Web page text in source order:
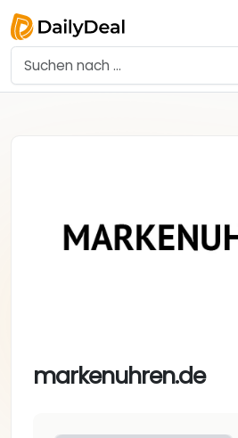
markenuhren.de